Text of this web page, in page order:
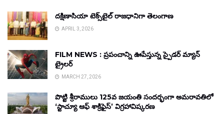
దక్షిణాసియా టెక్స్‌టైల్ రాజధానిగా తెలంగాణ
APRIL 3, 2026
FILM NEWS : ప్రపంచాన్ని ఊపేస్తున్న స్పైడర్ మ్యాన్
ట్రైలర్
MARCH 27, 2026
పొట్టి శ్రీరాములు 125వ జయంతి సందర్భంగా అమరావతిలో
‘స్టాచ్యూ ఆఫ్ శాక్రిఫైస్’ విగ్రహావిష్కరణ